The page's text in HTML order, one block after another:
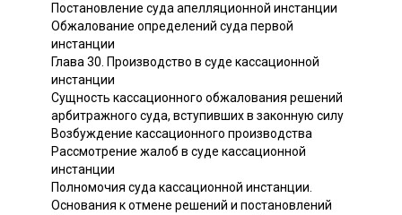
Постановление суда апелляционной инстанции
Обжалование определений суда первой
инстанции
Глава 30. Производство в суде кассационной
инстанции
Сущность кассационного обжалования решений
арбитражного суда, вступивших в законную силу
Возбуждение кассационного производства
Рассмотрение жалоб в суде кассационной
инстанции
Полномочия суда кассационной инстанции.
Основания к отмене решений и постановлений